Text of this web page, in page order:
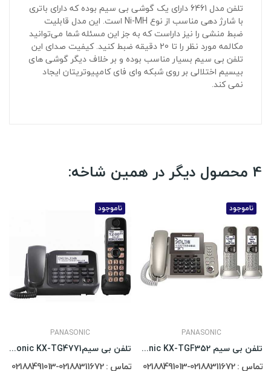
تلفن مدل 6461 دارای یک گوشی بی سیم بوده که دارای باتری
با شارژ دهی مناسب از نوع ‏Ni-MH‏ است. این مدل قابلیت
‏ضبط منشی را نیز داراست که به جز این مسئله شما می‌توانید
مکالمه مورد نظر را تا 20 دقیقه ضبط کنید. کیفیت صدای این
تلفن ‏بی سیم بسیار مناسب بوده و بر خلاف دیگر گوشی های
بیسیم اختلالی بر روی شبکه وای فای کامپیوتریتان ایجاد
نمی کند.
4 محصول دیگر در همین شاخه:
ناموجود
PANASONIC
تلفن بی سیمPanasonic KX-TG4771
تماس : 02188311672-02188491013
ناموجود
PANASONIC
تلفن بی سیم Panasonic KX-TGF352
تماس : 02188311672-02188491013